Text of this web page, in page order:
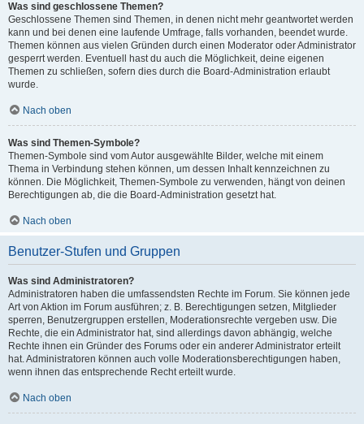
Was sind geschlossene Themen?
Geschlossene Themen sind Themen, in denen nicht mehr geantwortet werden
kann und bei denen eine laufende Umfrage, falls vorhanden, beendet wurde.
Themen können aus vielen Gründen durch einen Moderator oder Administrator
gesperrt werden. Eventuell hast du auch die Möglichkeit, deine eigenen
Themen zu schließen, sofern dies durch die Board-Administration erlaubt
wurde.
Nach oben
Was sind Themen-Symbole?
Themen-Symbole sind vom Autor ausgewählte Bilder, welche mit einem
Thema in Verbindung stehen können, um dessen Inhalt kennzeichnen zu
können. Die Möglichkeit, Themen-Symbole zu verwenden, hängt von deinen
Berechtigungen ab, die die Board-Administration gesetzt hat.
Nach oben
Benutzer-Stufen und Gruppen
Was sind Administratoren?
Administratoren haben die umfassendsten Rechte im Forum. Sie können jede
Art von Aktion im Forum ausführen; z. B. Berechtigungen setzen, Mitglieder
sperren, Benutzergruppen erstellen, Moderationsrechte vergeben usw. Die
Rechte, die ein Administrator hat, sind allerdings davon abhängig, welche
Rechte ihnen ein Gründer des Forums oder ein anderer Administrator erteilt
hat. Administratoren können auch volle Moderationsberechtigungen haben,
wenn ihnen das entsprechende Recht erteilt wurde.
Nach oben